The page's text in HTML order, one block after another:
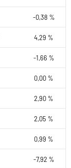
-0,38 %
4,29 %
-1,66 %
0,00 %
2,90 %
2,05 %
0,99 %
-7,92 %